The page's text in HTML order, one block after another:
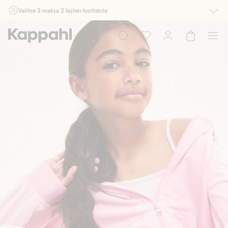
Valitse 3 maksa 2 lasten tuotteista
Ei Newbie. Ostaessasi 2 tuotetta tai enemmän. Voimassa 3-16.8. asti
myymälässä ja verkossa. Ei voi yhdistää muihin alennuksiin tai tarjouksiin.
Osta nyt